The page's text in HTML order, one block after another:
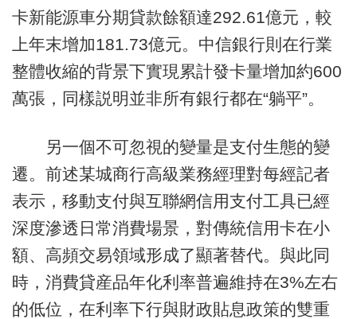
卡新能源車分期貸款餘額達292.61億元，較
上年末增加181.73億元。中信銀行則在行業
整體收縮的背景下實現累計發卡量增加約600
萬張，同樣説明並非所有銀行都在“躺平”。
另一個不可忽視的變量是支付生態的變
遷。前述某城商行高級業務經理對每經記者
表示，移動支付與互聯網信用支付工具已經
深度滲透日常消費場景，對傳統信用卡在小
額、高頻交易領域形成了顯著替代。與此同
時，消費貸産品年化利率普遍維持在3%左右
的低位，在利率下行與財政貼息政策的雙重